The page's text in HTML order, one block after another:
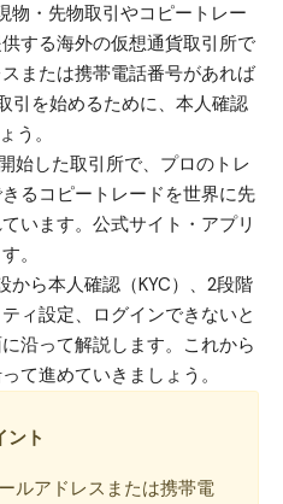
物・先物取引やコピートレー
する海外の仮想通貨取引所で
または携帯電話番号があれば
引を始めるために、本人確認
う。
始した取引所で、プロのトレ
るコピートレードを世界に先
います。公式サイト・アプリ
。
から本人確認（KYC）、2段階
ィ設定、ログインできないと
沿って解説します。これから
て進めていきましょう。
ント
ルアドレスまたは携帯電